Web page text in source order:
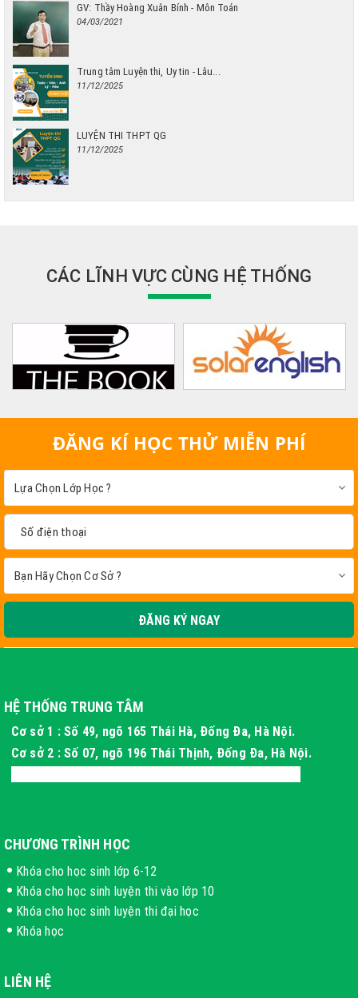
GV: Thầy Hoàng Xuân Bính - Môn Toán
04/03/2021
Trung tâm Luyện thi, Uy tin - Lâu...
11/12/2025
LUYỆN THI THPT QG
11/12/2025
CÁC LĨNH VỰC CÙNG HỆ THỐNG
ĐĂNG KÍ HỌC THỬ MIỄN PHÍ
ĐĂNG KÝ NGAY
HỆ THỐNG TRUNG TÂM
Cơ sở 1 : Số 49, ngõ 165 Thái Hà, Đống Đa, Hà Nội.
Cơ sở 2 : Số 07, ngõ 196 Thái Thịnh, Đống Đa, Hà Nội.
CHƯƠNG TRÌNH HỌC
Khóa cho học sinh lớp 6-12
Khóa cho học sinh luyện thi vào lớp 10
Khóa cho học sinh luyện thi đại học
Khóa học
LIÊN HỆ